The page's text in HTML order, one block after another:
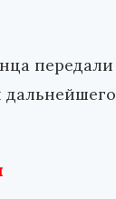
передали